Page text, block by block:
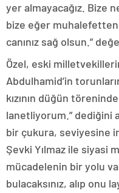
yer almayacağız. Bize
bize eğer muhalefetten
canınız sağ olsun.”
Özel, eski
Abdulhamid’in
kızının düğün
lanetliyorum.” dediğini
bir çukura, seviyesine
Şevki Yılmaz ile siyasi
mücadelenin bir yolu
bulacaksınız, alıp onu